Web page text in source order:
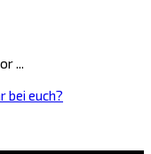
...
bei euch?